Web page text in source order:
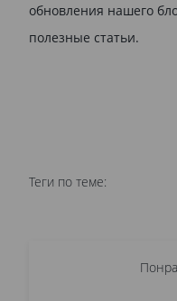
обновления нашего
полезные статьи.
Теги по теме: